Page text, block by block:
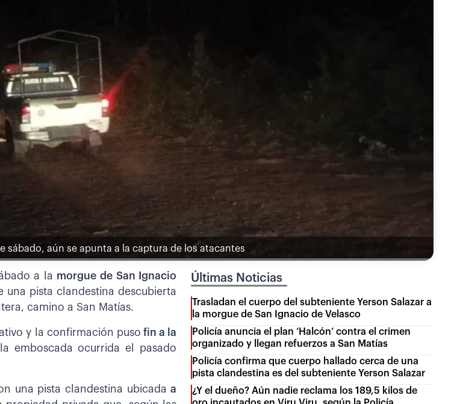
sábado, aún se apunta a la captura de los atacantes
a la morgue de San Ignacio
pista clandestina descubierta
camino a San Matías.
y la confirmación puso fin a la
emboscada ocurrida el pasado
una pista clandestina ubicada a
Últimas Noticias
Trasladan el cuerpo del subteniente Yerson Salazar a
la morgue de San Ignacio de Velasco
Policía anuncia el plan ‘Halcón’ contra el crimen
organizado y llegan refuerzos a San Matías
Policía confirma que cuerpo hallado cerca de una
pista clandestina es del subteniente Yerson Salazar
¿Y el dueño? Aún nadie reclama los 189,5 kilos de